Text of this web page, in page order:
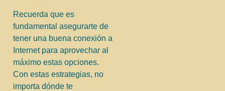
Recuerda que es
fundamental asegurarte de
tener una buena conexión a
Internet para aprovechar al
máximo estas opciones.
Con estas estrategias, no
importa dónde te